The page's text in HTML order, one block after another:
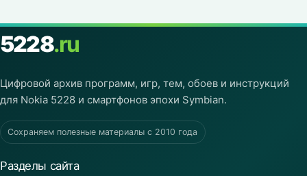
5228.ru
Цифровой архив программ, игр, тем, обоев и инструкций
для Nokia 5228 и смартфонов эпохи Symbian.
Сохраняем полезные материалы с 2010 года
Разделы сайта